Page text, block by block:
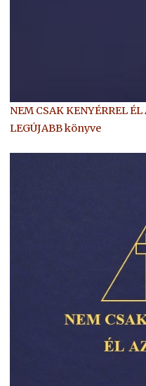
NEM CSAK KENYÉRREL
LEGÚJABB könyve